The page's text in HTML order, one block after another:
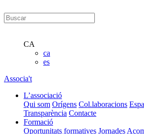
CA
ca
es
Associa't
L’associació
Qui som Orígens Col.laboracions
Transparència Contacte
Formació
Oportunitats formatives Jornades